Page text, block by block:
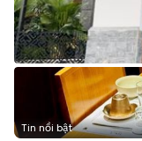
Tin nổi bật